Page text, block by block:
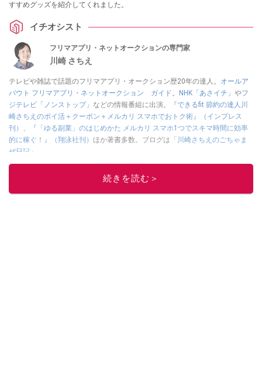
すすめグッズを紹介してくれました。
イチオシスト
フリマアプリ・ネットオークションの専門家
川崎 さちえ
テレビや雑誌で話題のフリマアプリ・オークション歴20年の達人。 オールア
バウト フリマアプリ・ネットオークション ガイド。 NHK「あさイチ」 やフ
ジテレビ「ノンストップ」 などの情報番組に出演。
『できるfit 節約の達人川
崎さちえのポイ活＋クーポン＋メルカリ スマホでおトク術』（インプレス
刊） 、
『「ゆる副業」のはじめかた メルカリ スマホ1つでスキマ時間に効率
的に稼ぐ！』（翔泳社刊） ほか著書多数。ブログは 「川崎さちえのごちゃま
ぜ日記」
■経歴：2003年、夫が子育てをするために、突然会社を辞める。翌月からの
給料が０円になり、家にいながら、しかも空いた時間でできるオークション
続きを読む＞